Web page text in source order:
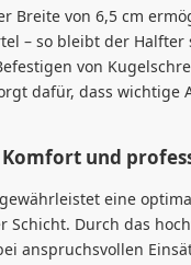
Breite von 6,5 cm
– so bleibt der
von
dafür, dass wichtige
und
eine
Schicht. Durch das
anspruchsvollen